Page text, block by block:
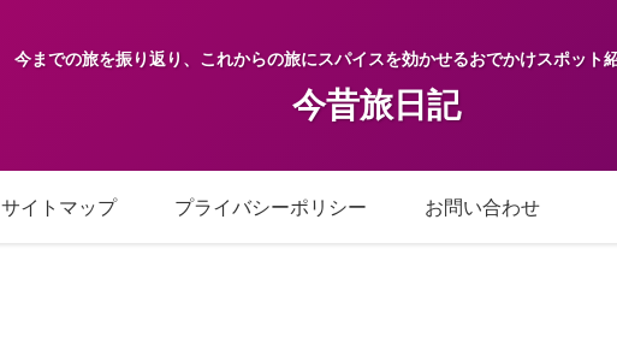
今までの旅を振り返り、これからの旅にスパイスを効かせるおでかけスポット
今昔旅日記
サイトマップ プライバシーポリシー お問い合わせ